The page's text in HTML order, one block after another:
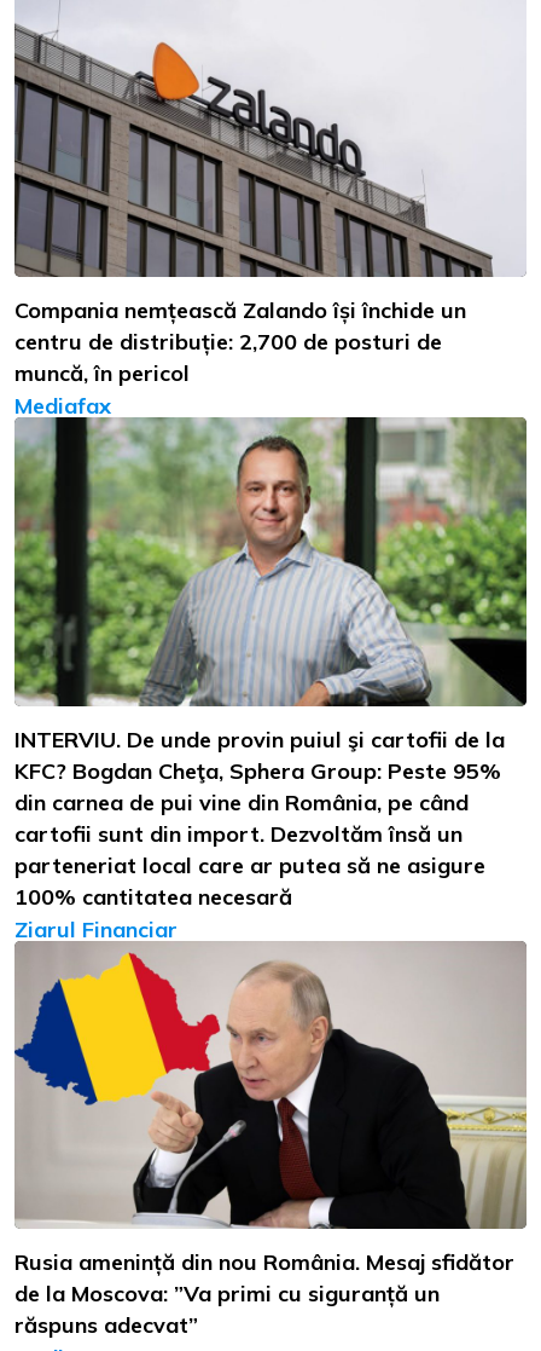
Compania nemțească Zalando își închide un
centru de distribuție: 2,700 de posturi de
muncă, în pericol
Mediafax
INTERVIU. De unde provin puiul şi cartofii de la
KFC? Bogdan Cheţa, Sphera Group: Peste 95%
din carnea de pui vine din România, pe când
cartofii sunt din import. Dezvoltăm însă un
parteneriat local care ar putea să ne asigure
100% cantitatea necesară
Ziarul Financiar
Rusia amenință din nou România. Mesaj sfidător
de la Moscova: ”Va primi cu siguranță un
răspuns adecvat”